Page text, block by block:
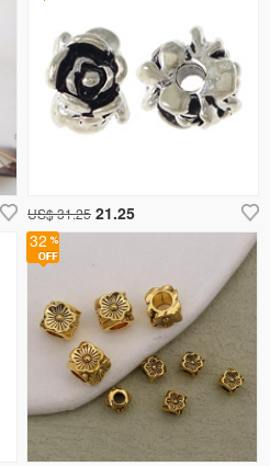
US$ 31.25 21.25
32